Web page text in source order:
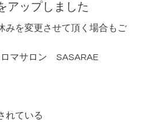
アップしました
みを変更させて頂く場合もご
ロマサロン SASARAE
れている